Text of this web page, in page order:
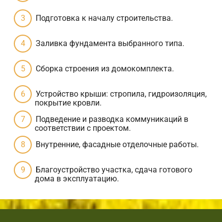
Подготовка к началу строительства.
Заливка фундамента выбранного типа.
Сборка строения из домокомплекта.
Устройство крыши: стропила, гидроизоляция,
покрытие кровли.
Подведение и разводка коммуникаций в
соответствии с проектом.
Внутренние, фасадные отделочные работы.
Благоустройство участка, сдача готового
дома в эксплуатацию.